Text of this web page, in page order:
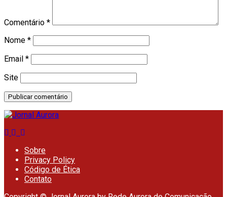
Comentário *
Nome *
Email *
Site
Sobre
Privacy Policy
Código de Ética
Contato